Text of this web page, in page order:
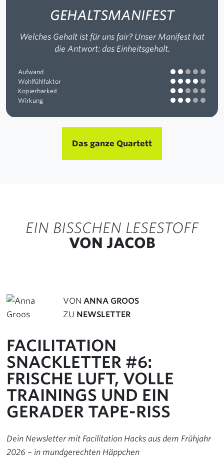
GEHALTSMANIFEST
Welches Gehalt ist für uns fair? Unser Manifest hat
die Antwort: das Einheitsgehalt.
Aufwand
Wohlfühlfaktor
Kopierbarkeit
Wirkung
Das ganze Quartett
EIN BISSCHEN LESESTOFF
VON JACOB
VON ANNA GROOS
ZU NEWSLETTER
FACILITATION
SNACKLETTER #6:
FRISCHE LUFT, VOLLE
TRAININGS UND EIN
GERADER TAPE-RISS
Dein Newsletter mit Facilitation Hacks aus dem Frühjahr
2026 – in mundgerechten Häppchen